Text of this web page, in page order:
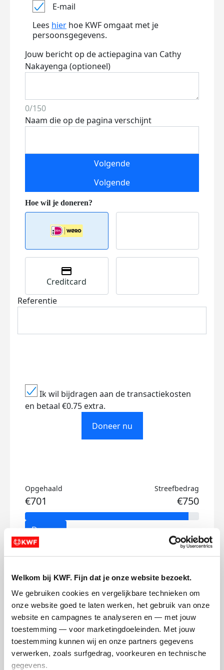
Welkom bij KWF. Fijn dat je onze website bezoekt.
We gebruiken cookies en vergelijkbare technieken om
onze website goed te laten werken, het gebruik van onze
website en campagnes te analyseren en — met jouw
toestemming — voor marketingdoeleinden. Met jouw
toestemming kunnen wij en onze partners gegevens
verwerken, zoals surfgedrag, voorkeuren en technische
gegevens.
E-mail
Lees hier hoe KWF omgaat met je
persoonsgegevens.
Jouw bericht op de actiepagina van Cathy
Nakayenga (optioneel)
0/150
Naam die op de pagina verschijnt
Volgende
Volgende
Creditcard
Referentie
Ik wil bijdragen aan de transactiekosten
en betaal €0.75 extra.
Doneer nu
Opgehaald
€701
Streefbedrag
€750
Doneer
Mijn updates
Kin omhoog, blik vooruit!
🏃🏾‍♀️
woensdag 11 februari 2026